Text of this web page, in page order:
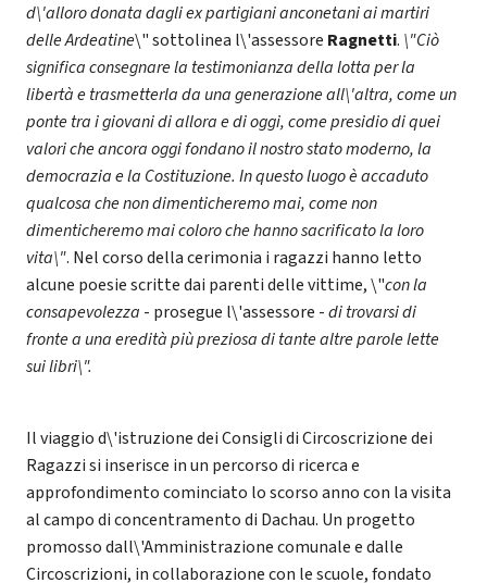
d\'alloro donata dagli ex partigiani anconetani ai martiri
delle Ardeatine\" sottolinea l\'assessore Ragnetti. \"Ciò
significa consegnare la testimonianza della lotta per la
libertà e trasmetterla da una generazione all\'altra, come un
ponte tra i giovani di allora e di oggi, come presidio di quei
valori che ancora oggi fondano il nostro stato moderno, la
democrazia e la Costituzione. In questo luogo è accaduto
qualcosa che non dimenticheremo mai, come non
dimenticheremo mai coloro che hanno sacrificato la loro
vita\". Nel corso della cerimonia i ragazzi hanno letto
alcune poesie scritte dai parenti delle vittime, \"con la
consapevolezza - prosegue l\'assessore -di trovarsi di
fronte a una eredità più preziosa di tante altre parole lette
sui libri\".
Il viaggio d\'istruzione dei Consigli di Circoscrizione dei
Ragazzi si inserisce in un percorso di ricerca e
approfondimento cominciato lo scorso anno con la visita
al campo di concentramento di Dachau. Un progetto
promosso dall\'Amministrazione comunale e dalle
Circoscrizioni, in collaborazione con le scuole, fondato